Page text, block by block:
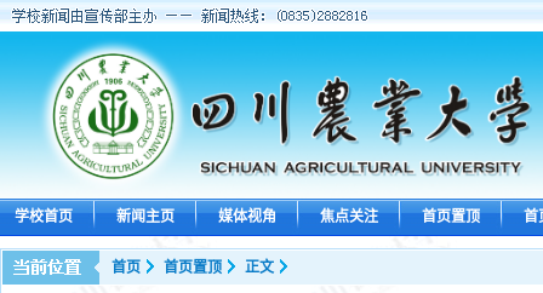
学校首页 新闻主页 媒体视角 焦点关注 首页置顶 首
首页 首页置顶 正文